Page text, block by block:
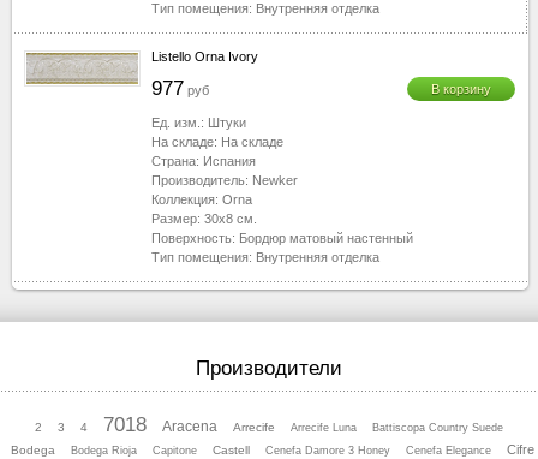
Тип помещения: Внутренняя отделка
Listello Orna Ivory
977 руб В корзину
Ед. изм.: Штуки
На складе: На складе
Страна: Испания
Производитель: Newker
Коллекция: Orna
Размер: 30x8 см.
Поверхность: Бордюр матовый настенный
Тип помещения: Внутренняя отделка
Производители
2 3 4 7018 Aracena Arrecife Arrecife Luna Battiscopa Country Suede
Bodega Bodega Rioja Capitone Castell Cenefa Damore 3 Honey Cenefa Elegance
Cifre